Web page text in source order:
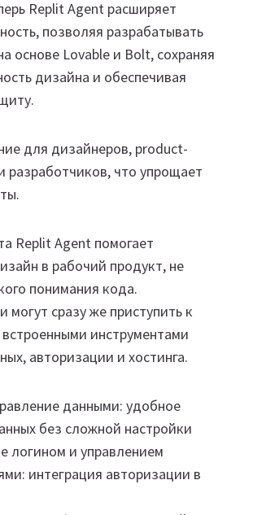
Replit Agent расширяет
позволяя разрабатывать
основе Lovable и Bolt, сохраняя
дизайна и обеспечивая
для дизайнеров, product-
разработчиков, что упрощает
Replit Agent помогает
в рабочий продукт, не
понимания кода.
могут сразу же приступить к
инструментами
авторизации и хостинга.
данными: удобное
без сложной настройки
логином и управлением
интеграция авторизации в